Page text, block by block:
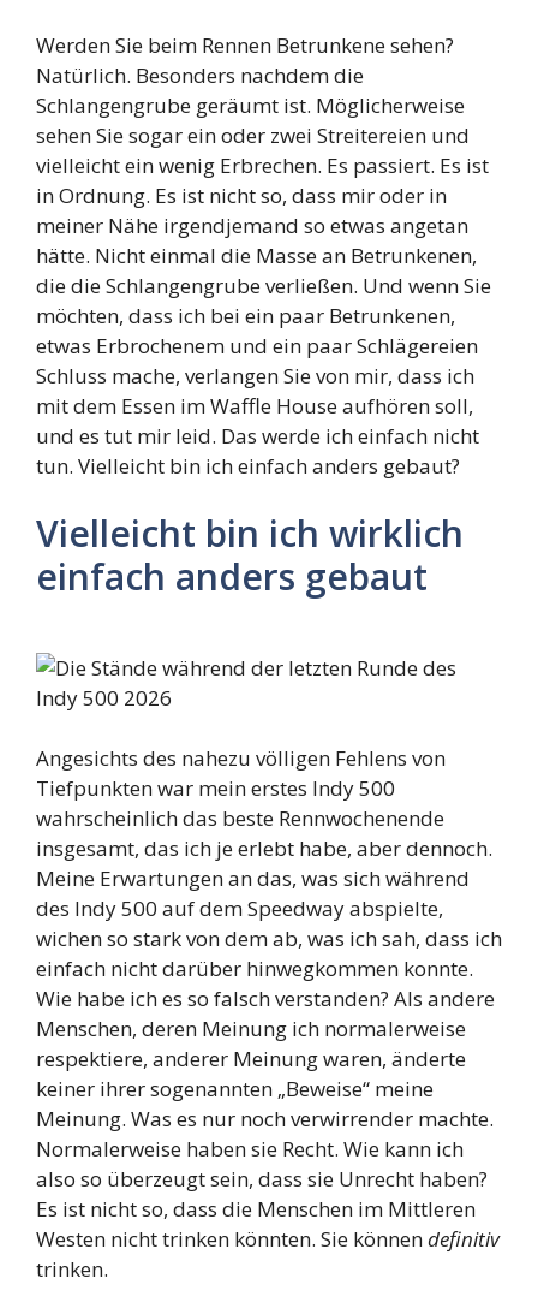
Werden Sie beim Rennen Betrunkene sehen?
Natürlich. Besonders nachdem die
Schlangengrube geräumt ist. Möglicherweise
sehen Sie sogar ein oder zwei Streitereien und
vielleicht ein wenig Erbrechen. Es passiert. Es ist
in Ordnung. Es ist nicht so, dass mir oder in
meiner Nähe irgendjemand so etwas angetan
hätte. Nicht einmal die Masse an Betrunkenen,
die die Schlangengrube verließen. Und wenn Sie
möchten, dass ich bei ein paar Betrunkenen,
etwas Erbrochenem und ein paar Schlägereien
Schluss mache, verlangen Sie von mir, dass ich
mit dem Essen im Waffle House aufhören soll,
und es tut mir leid. Das werde ich einfach nicht
tun. Vielleicht bin ich einfach anders gebaut?
Vielleicht bin ich wirklich
einfach anders gebaut
Angesichts des nahezu völligen Fehlens von
Tiefpunkten war mein erstes Indy 500
wahrscheinlich das beste Rennwochenende
insgesamt, das ich je erlebt habe, aber dennoch.
Meine Erwartungen an das, was sich während
des Indy 500 auf dem Speedway abspielte,
wichen so stark von dem ab, was ich sah, dass ich
einfach nicht darüber hinwegkommen konnte.
Wie habe ich es so falsch verstanden? Als andere
Menschen, deren Meinung ich normalerweise
respektiere, anderer Meinung waren, änderte
keiner ihrer sogenannten „Beweise“ meine
Meinung. Was es nur noch verwirrender machte.
Normalerweise haben sie Recht. Wie kann ich
also so überzeugt sein, dass sie Unrecht haben?
Es ist nicht so, dass die Menschen im Mittleren
Westen nicht trinken könnten. Sie könnendefinitiv
trinken.